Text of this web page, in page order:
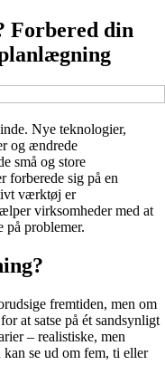
Forbered din
Nye teknologier,
og ændrede
små og store
forberede sig på en
værktøj er
virksomheder med at
på problemer.
fremtiden, men om
at satse på ét sandsynligt
– realistiske, men
se ud om fem, ti eller